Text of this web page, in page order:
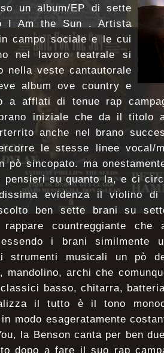
un album/EP di sette
I Am the Sun . Artista
campo sociale e le cui
nel lavoro teatrale si
nella veste cantautorale
album ove country e
a afflati di tenue rap
iniziale che da il titolo
anche nel brano
le stesse linee vocal/
pò sincopato. ma
pensieri su quanto la, e ci
evidenza il violino di
ben sette brani su
countreggiante che
i brani similmente
strumenti musicali un pò
mandolino, archi che
basso, chitarra,
il tutto è il tono
modo esageratamente
la Benson canta per ben
dopo a fare il suo rap